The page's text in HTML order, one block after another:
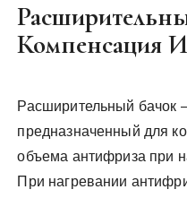
Компенсация
Расширительный бачок
предназначенный для
объема антифриза при
При нагревании